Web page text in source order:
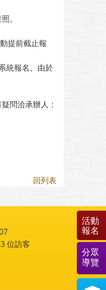
。
提前截止報
統報名。由於
問洽承辦人：
回列表
位訪客
活動
報名
分眾
導覽